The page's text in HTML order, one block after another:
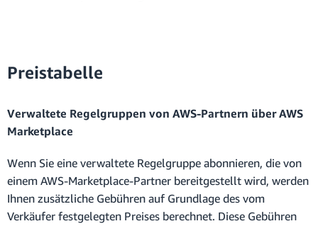
Preistabelle
Verwaltete Regelgruppen von AWS-Partnern über AWS
Marketplace
Wenn Sie eine verwaltete Regelgruppe abonnieren, die von
einem AWS-Marketplace-Partner bereitgestellt wird, werden
Ihnen zusätzliche Gebühren auf Grundlage des vom
Verkäufer festgelegten Preises berechnet. Diese Gebühren